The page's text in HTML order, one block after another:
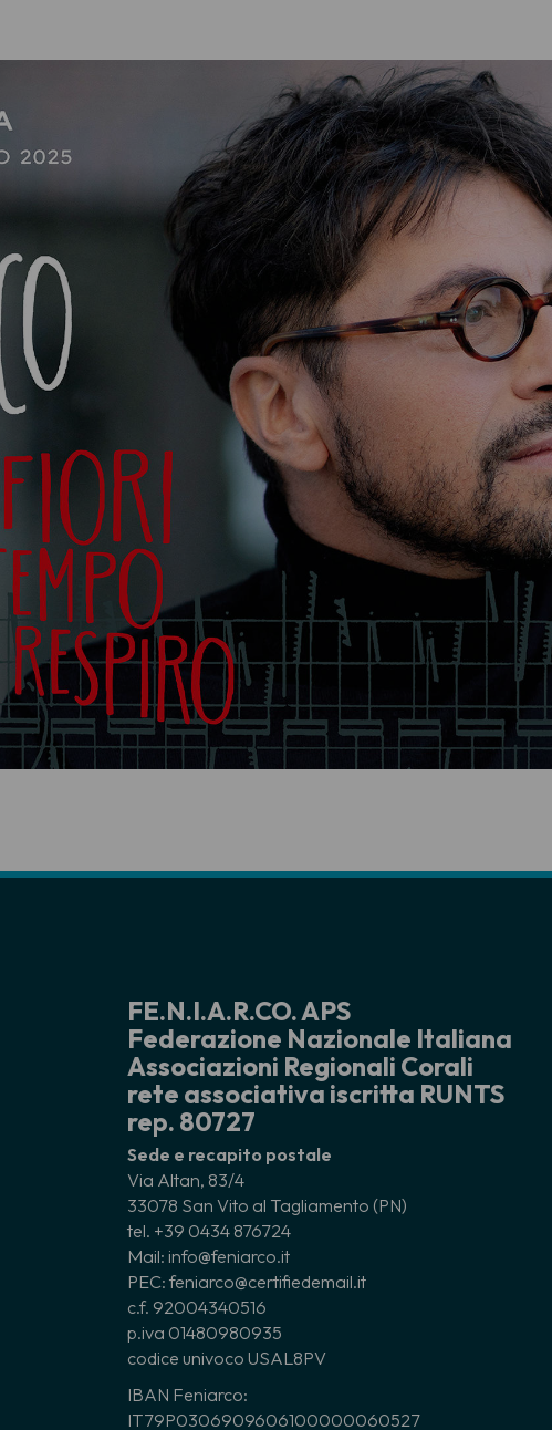
FE.N.I.A.R.CO. APS
Federazione Nazionale Italiana
Associazioni Regionali Corali
rete associativa iscritta RUNTS
rep. 80727
Sede e recapito postale
Via Altan, 83/4
33078 San Vito al Tagliamento (PN)
tel. +39 0434 876724
Mail: info@feniarco.it
PEC: feniarco@certifiedemail.it
c.f. 92004340516
p.iva 01480980935
codice univoco USAL8PV
IBAN Feniarco:
IT79P0306909606100000060527